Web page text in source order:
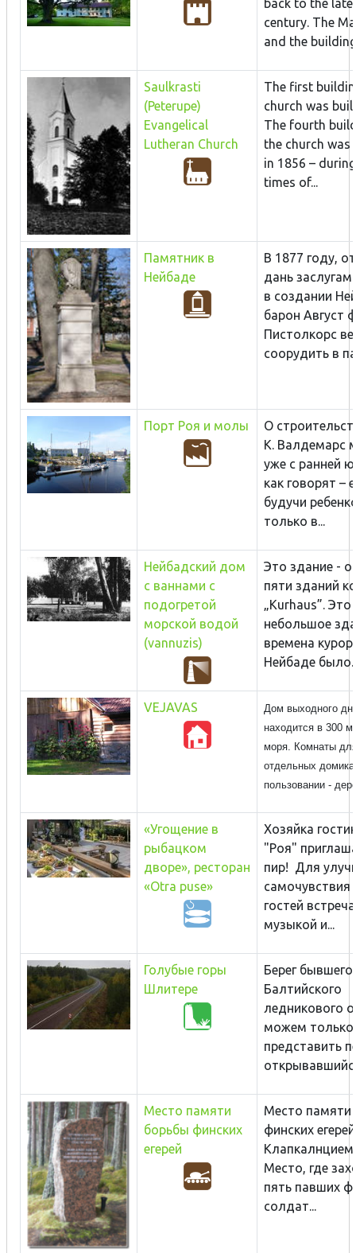
back to the
century. The
and the
Saulkrasti
(Peterupe)
Evangelical
Lutheran Church
The first
church was
The fourth
the church was
in 1856 –
times of...
Памятник в
Нейбаде
В 1877 году,
дань
в создании
барон Август
Пистолкорс
соорудить в
Порт Роя и молы
О
К. Валдемарс
уже с ранней
как говорят –
будучи
только в...
Нейбадский дом
с ваннами с
подогретой
морской водой
(vannuzis)
Это здание -
пяти зданий
„Kurhaus”. Это
небольшое
времена
Нейбаде
VEJAVAS
Дом выходного
находится в 300
моря. Комнаты
отдельных
пользовании -
«Угощение в
рыбацком
дворе», ресторан
«Otra puse»
Хозяйка
"Роя"
пир! Для
самочувствия
гостей
музыкой и...
Голубые горы
Шлитере
Берег бывшего
Балтийского
ледникового
можем только
представить
Место памяти
борьбы финских
егерей
Место памяти
финских
Место, где
пять павших
солдат...